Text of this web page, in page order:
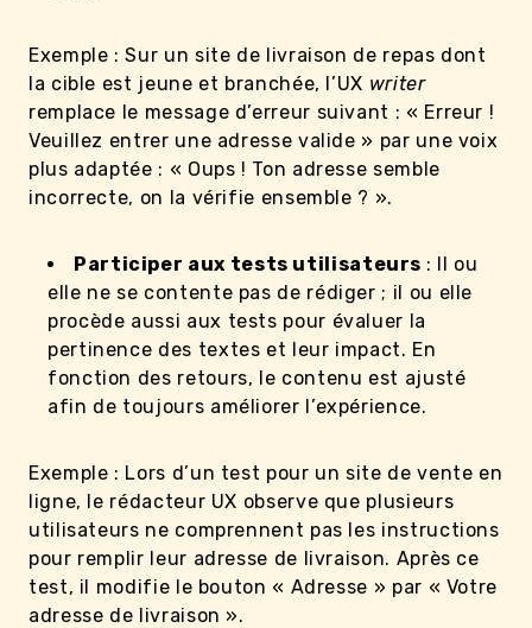
Exemple : Sur un site de livraison de repas dont
la cible est jeune et branchée, l’UX writer
remplace le message d’erreur suivant : « Erreur !
Veuillez entrer une adresse valide » par une voix
plus adaptée : « Oups ! Ton adresse semble
incorrecte, on la vérifie ensemble ? ».
Participer aux tests utilisateurs : Il ou
elle ne se contente pas de rédiger ; il ou elle
procède aussi aux tests pour évaluer la
pertinence des textes et leur impact. En
fonction des retours, le contenu est ajusté
afin de toujours améliorer l’expérience.
Exemple : Lors d’un test pour un site de vente en
ligne, le rédacteur UX observe que plusieurs
utilisateurs ne comprennent pas les instructions
pour remplir leur adresse de livraison. Après ce
test, il modifie le bouton « Adresse » par « Votre
adresse de livraison ».